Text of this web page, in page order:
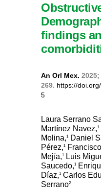
findings
An Orl Mex. 2025;
269. https://
5
Laura Serrano
Martínez Navez,1
Molina,1
Daniel
Pérez,1
Mejía,1
Luis
Saucedo,1
Díaz,1 Carlos
Serrano2